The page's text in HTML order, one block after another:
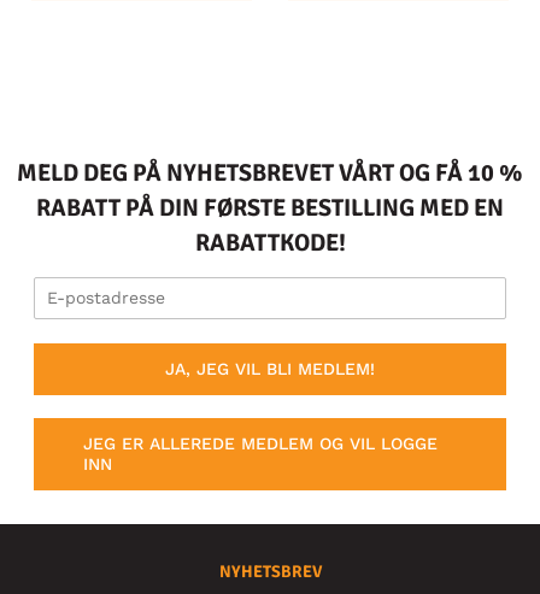
MELD DEG PÅ NYHETSBREVET VÅRT OG FÅ 10 %
RABATT PÅ DIN FØRSTE BESTILLING MED EN
RABATTKODE!
JA, JEG VIL BLI MEDLEM!
JEG ER ALLEREDE MEDLEM OG VIL LOGGE
INN
NYHETSBREV